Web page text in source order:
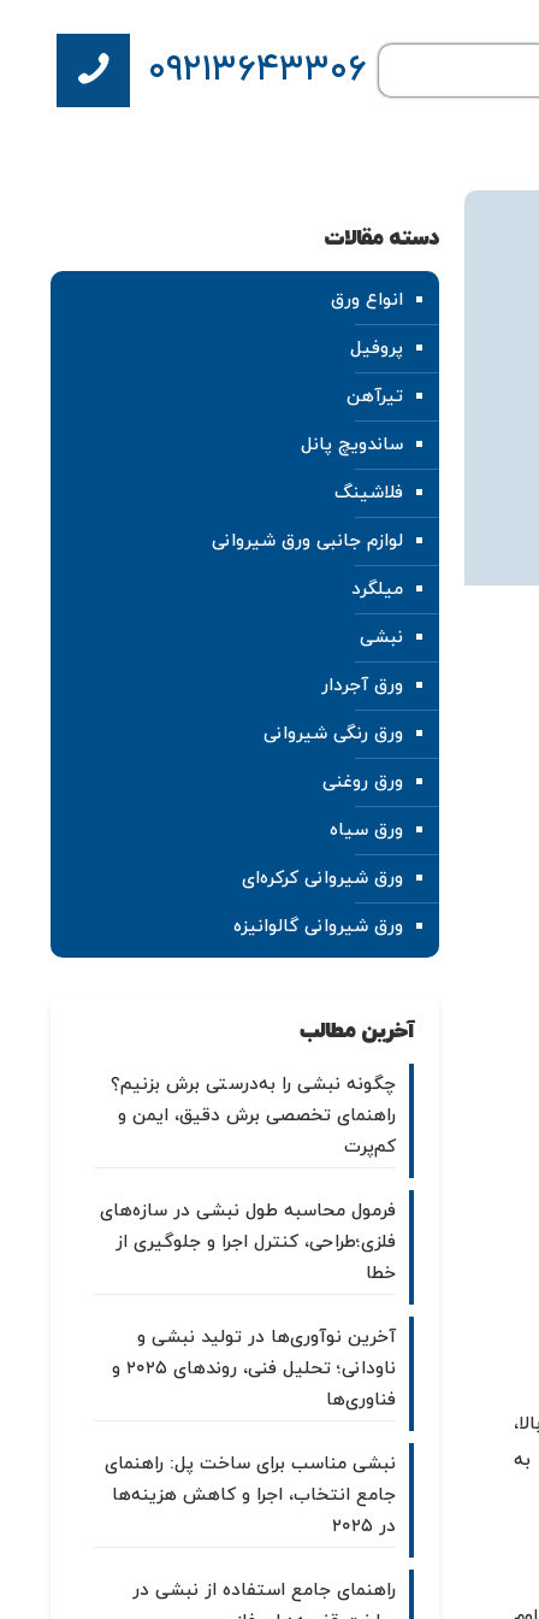
۰۹۲۱۳۶۴۳۳۰۶
به
دسته مقالات
انواع ورق
پروفیل
تیرآهن
ساندویچ پانل
فلاشینگ
لوازم جانبی ورق شیروانی
میلگرد
نبشی
ورق آجردار
ورق رنگی شیروانی
ورق روغنی
ورق سیاه
ورق شیروانی کرکره‌ای
ورق شیروانی گالوانیزه
آخرین مطالب
چگونه نبشی را به‌درستی برش بزنیم؟
راهنمای تخصصی برش دقیق، ایمن و
کم‌پرت
فرمول محاسبه طول نبشی در سازه‌های
فلزی؛طراحی، کنترل اجرا و جلوگیری از
خطا
آخرین نوآوری‌ها در تولید نبشی و
ناودانی؛ تحلیل فنی، روندهای ۲۰۲۵ و
فناوری‌ها
نبشی مناسب برای ساخت پل: راهنمای
جامع انتخاب، اجرا و کاهش هزینه‌ها
در ۲۰۲۵
راهنمای جامع استفاده از نبشی در